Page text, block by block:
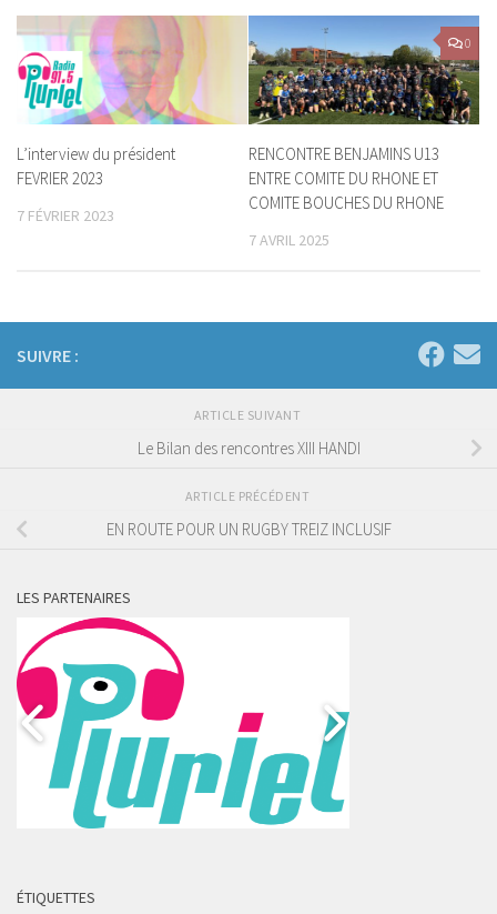
L’interview du président
FEVRIER 2023
7 FÉVRIER 2023
0
RENCONTRE BENJAMINS U13
ENTRE COMITE DU RHONE ET
COMITE BOUCHES DU RHONE
7 AVRIL 2025
SUIVRE :
ARTICLE SUIVANT
Le Bilan des rencontres XIII HANDI
ARTICLE PRÉCÉDENT
EN ROUTE POUR UN RUGBY TREIZ INCLUSIF
LES PARTENAIRES
ÉTIQUETTES